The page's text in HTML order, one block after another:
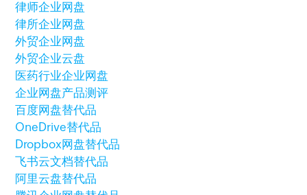
律师企业网盘
律所企业网盘
外贸企业网盘
外贸企业云盘
医药行业企业网盘
企业网盘产品测评
百度网盘替代品
OneDrive替代品
Dropbox网盘替代品
飞书云文档替代品
阿里云盘替代品